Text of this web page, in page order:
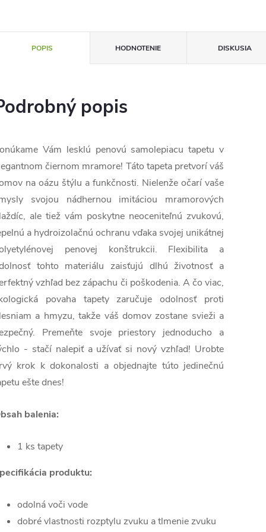
POPIS HODNOTENIE DISKUSIA
popis
Vám lesklú penovú samolepiacu tapetu v
čiernom mramore! Táto tapeta pretvorí váš
na oázu štýlu a funkčnosti. Nielenže očarí vaše
svojou nádhernou imitáciou mramorových
ale tiež vám poskytne neoceniteľnú zvukovú,
a hydroizolačnú ochranu vďaka svojej unikátnej
penovej konštrukcii. Flexibilita a
tohto materiálu zaisťujú dlhú životnosť a
vzhľad bez zápachu či poškodenia. A čo viac,
povaha tapety zaručuje odolnosť proti
a hmyzu, takže váš domov zostane svieži a
Premeňte svoje priestory jednoducho a
- stačí nalepiť a užívať si nový vzhľad! Urobte
krok k dokonalosti a objednajte túto jedinečnú
ešte dnes!
balenia:
1 ks tapety
produktu:
odolná voči vode
dobré vlastnosti rozptylu zvuku a tlmenie zvuku